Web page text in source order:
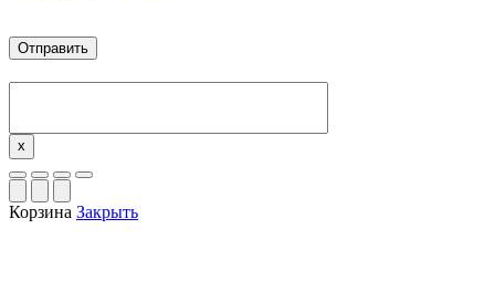
x
Корзина Закрыть